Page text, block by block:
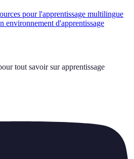
pour l'apprentissage multilingue
environnement d'apprentissage
tout savoir sur apprentissage